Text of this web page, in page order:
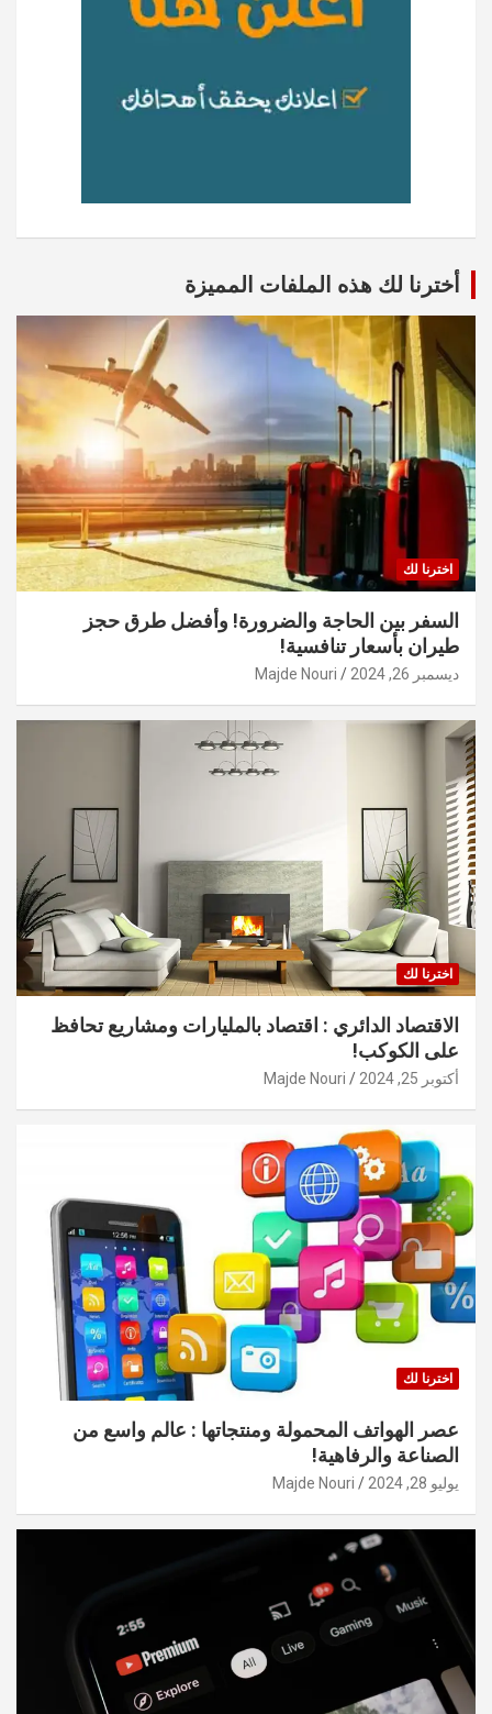
أخترنا لك هذه الملفات المميزة
اخترنا لك
السفر بين الحاجة والضرورة! وأفضل طرق حجز
طيران بأسعار تنافسية!
ديسمبر 26, 2024 Majde Nouri
اخترنا لك
الاقتصاد الدائري : اقتصاد بالمليارات ومشاريع تحافظ
على الكوكب!
أكتوبر 25, 2024 Majde Nouri
اخترنا لك
عصر الهواتف المحمولة ومنتجاتها : عالم واسع من
الصناعة والرفاهية!
يوليو 28, 2024 Majde Nouri